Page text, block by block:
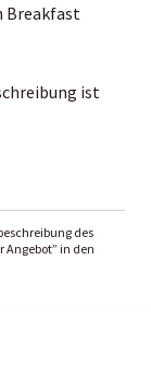
Breakfast
ist
des
Angebot” in den